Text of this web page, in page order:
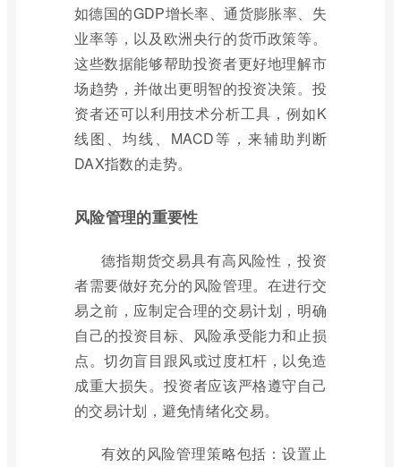
如德国的GDP增长率、通货膨胀率、失
业率等，以及欧洲央行的货币政策等。
这些数据能够帮助投资者更好地理解市
场趋势，并做出更明智的投资决策。投
资者还可以利用技术分析工具，例如K
线图、均线、MACD等，来辅助判断
DAX指数的走势。
风险管理的重要性
德指期货交易具有高风险性，投资
者需要做好充分的风险管理。在进行交
易之前，应制定合理的交易计划，明确
自己的投资目标、风险承受能力和止损
点。切勿盲目跟风或过度杠杆，以免造
成重大损失。投资者应该严格遵守自己
的交易计划，避免情绪化交易。
有效的风险管理策略包括：设置止